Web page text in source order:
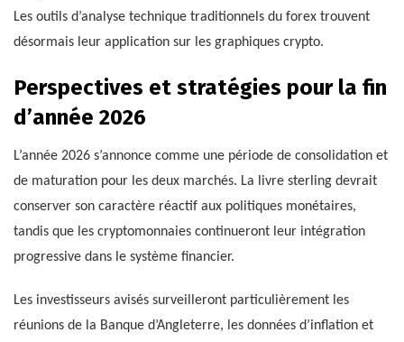
Les outils d’analyse technique traditionnels du forex trouvent
désormais leur application sur les graphiques crypto.
Perspectives et stratégies pour la fin
d’année 2026
L’année 2026 s’annonce comme une période de consolidation et
de maturation pour les deux marchés. La livre sterling devrait
conserver son caractère réactif aux politiques monétaires,
tandis que les cryptomonnaies continueront leur intégration
progressive dans le système financier.
Les investisseurs avisés surveilleront particulièrement les
réunions de la Banque d’Angleterre, les données d’inflation et